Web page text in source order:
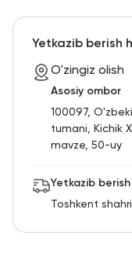
Yetkazib berish
O'zingiz olish
Asosiy ombor
100097,
tumani, Kichik
mavze, 50-uy
Yetkazib berish
Toshkent